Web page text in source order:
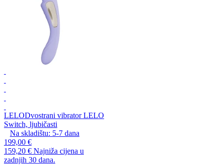
LELODvostrani vibrator LELO
Switch, ljubičasti
Na skladištu: 5-7 dana
199,00 €
159,20 € Najniža cijena u
zadnjih 30 dana.